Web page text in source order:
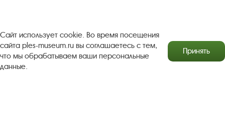
Антикоррупционная деятельность
Сайт использует cookie. Во время посещения
сайта ples-museum.ru вы соглашаетесь с тем,
что мы обрабатываем ваши персональные
данные.
Принять